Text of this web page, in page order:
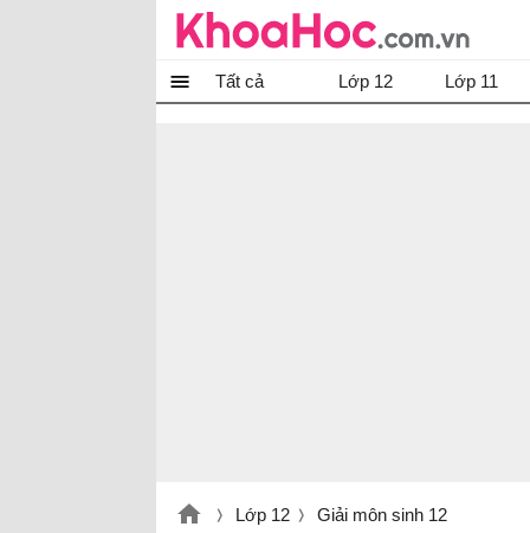
Tất cả Lớp 12 Lớp 11
Lớp 12 Giải môn sinh 12